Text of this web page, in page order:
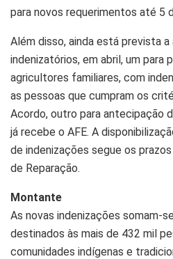
para novos requerimentos até 5
Além disso, ainda está prevista
indenizatórios, em abril, um para
agricultores familiares, com
as pessoas que cumpram os
Acordo, outro para antecipação
já recebe o AFE. A
de indenizações segue os
de Reparação.
Montante
As novas indenizações somam-
destinados às mais de 432 mil
comunidades indígenas e